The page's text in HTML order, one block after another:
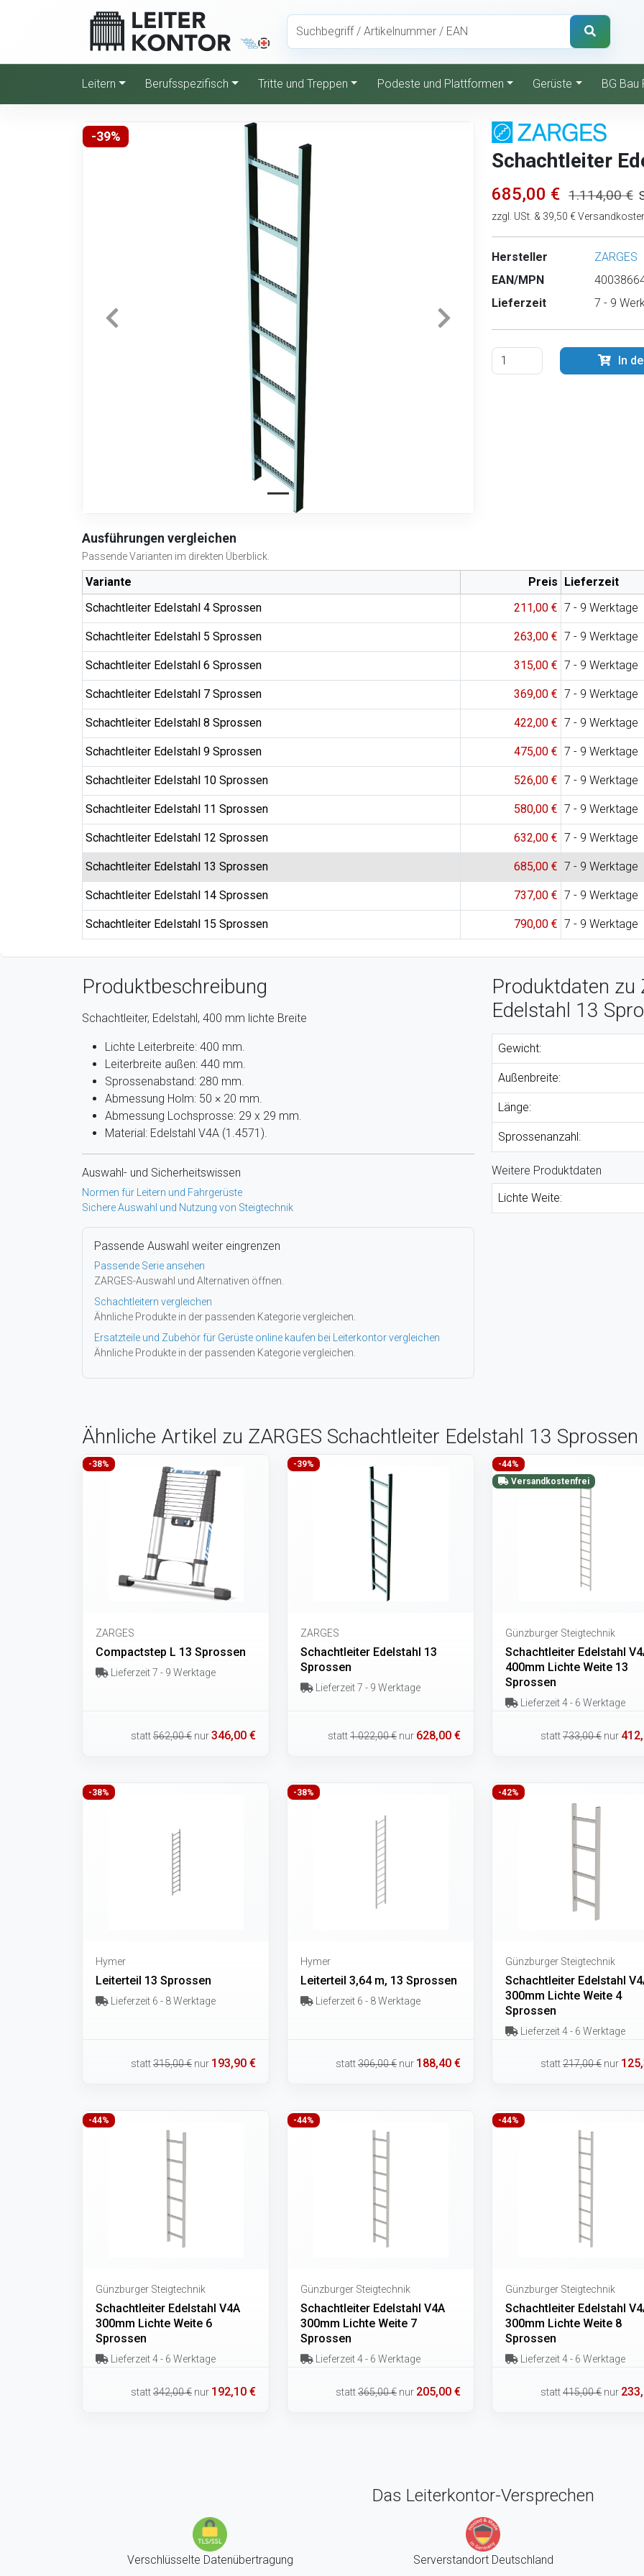
Leitern Berufsspezifisch Tritte und Treppen Podeste und Plattformen Gerüste BG Bau
-39%
Schachtleiter
685,00 € 1.114,00 €
zzgl. USt. & 39,50 €
Hersteller
ZARGES
EAN/MPN
Lieferzeit
7 - 9
In
Ausführungen vergleichen
Passende Varianten im direkten Überblick.
Variante Preis Lieferzeit
Schachtleiter Edelstahl 4 Sprossen
211,00 € 7 - 9 Werktage
Schachtleiter Edelstahl 5 Sprossen 263,00 € 7 - 9 Werktage
Schachtleiter Edelstahl 6 Sprossen 315,00 € 7 - 9 Werktage
Schachtleiter Edelstahl 7 Sprossen 369,00 € 7 - 9 Werktage
Schachtleiter Edelstahl 8 Sprossen 422,00 € 7 - 9 Werktage
Schachtleiter Edelstahl 9 Sprossen 475,00 € 7 - 9 Werktage
Schachtleiter Edelstahl 10 Sprossen 526,00 € 7 - 9 Werktage
Schachtleiter Edelstahl 11 Sprossen 580,00 € 7 - 9 Werktage
Schachtleiter Edelstahl 12 Sprossen 632,00 € 7 - 9 Werktage
Schachtleiter Edelstahl 13 Sprossen 685,00 € 7 - 9 Werktage
Schachtleiter Edelstahl 14 Sprossen 737,00 € 7 - 9 Werktage
Schachtleiter Edelstahl 15 Sprossen 790,00 € 7 - 9 Werktage
Produktbeschreibung
Schachtleiter, Edelstahl, 400 mm lichte Breite
Lichte Leiterbreite: 400 mm.
Leiterbreite außen: 440 mm.
Sprossenabstand: 280 mm.
Abmessung Holm: 50 × 20 mm.
Abmessung Lochsprosse: 29 x 29 mm.
Material: Edelstahl V4A (1.4571).
Auswahl- und Sicherheitswissen
Normen für Leitern und Fahrgerüste
Sichere Auswahl und Nutzung von Steigtechnik
Passende Auswahl weiter eingrenzen
Passende Serie ansehen
ZARGES-Auswahl und Alternativen öffnen.
Schachtleitern vergleichen
Ähnliche Produkte in der passenden Kategorie vergleichen.
Ersatzteile und Zubehör für Gerüste online kaufen bei Leiterkontor vergleichen
Ähnliche Produkte in der passenden Kategorie vergleichen.
Produktdaten zu
Edelstahl 13
Gewicht:
Außenbreite:
Länge:
Sprossenanzahl:
Weitere Produktdaten
Lichte Weite:
Ähnliche Artikel zu ZARGES Schachtleiter Edelstahl 13 Sprossen
-38%
ZARGES
Compactstep L 13 Sprossen
Lieferzeit 7 - 9 Werktage
statt562,00 € nur346,00 €
-39%
ZARGES
Schachtleiter Edelstahl 13
Sprossen
Lieferzeit 7 - 9 Werktage
statt1.022,00 € nur 628,00 €
-44%
Versandkostenfrei
Günzburger Steigtechnik
Schachtleiter Edelstahl
400mm Lichte Weite 13
Sprossen
Lieferzeit 4 - 6 Werktage
statt733,00 € nur
-38%
Hymer
Leiterteil 13 Sprossen
Lieferzeit 6 - 8 Werktage
statt315,00 € nur 193,90 €
-38%
Hymer
Leiterteil 3,64 m, 13 Sprossen
Lieferzeit 6 - 8 Werktage
statt306,00 € nur 188,40 €
-42%
Günzburger Steigtechnik
Schachtleiter Edelstahl
300mm Lichte Weite 4
Sprossen
Lieferzeit 4 - 6 Werktage
statt217,00 € nur
-44%
Günzburger Steigtechnik
Schachtleiter Edelstahl V4A
300mm Lichte Weite 6
Sprossen
Lieferzeit 4 - 6 Werktage
statt342,00 € nur 192,10 €
-44%
Günzburger Steigtechnik
Schachtleiter Edelstahl V4A
300mm Lichte Weite 7
Sprossen
Lieferzeit 4 - 6 Werktage
statt365,00 € nur 205,00 €
-44%
Günzburger Steigtechnik
Schachtleiter Edelstahl
300mm Lichte Weite 8
Sprossen
Lieferzeit 4 - 6 Werktage
statt415,00 € nur
Das Leiterkontor-Versprechen
Verschlüsselte Datenübertragung Serverstandort Deutschland